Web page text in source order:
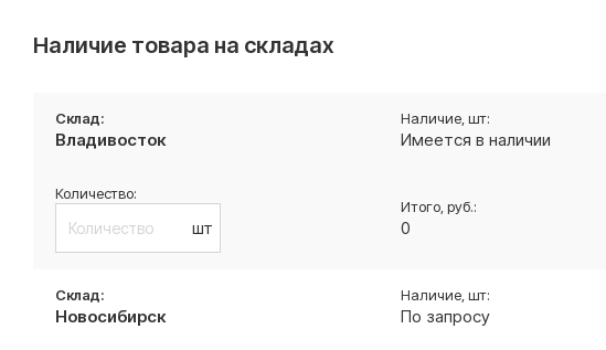
Наличие товара на складах
Владивосток Имеется в наличии
шт 0
Новосибирск По запросу